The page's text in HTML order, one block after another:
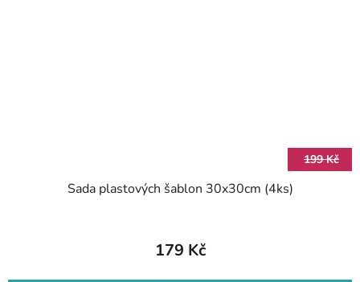
199 Kč
Sada plastových šablon 30x30cm (4ks)
179 Kč